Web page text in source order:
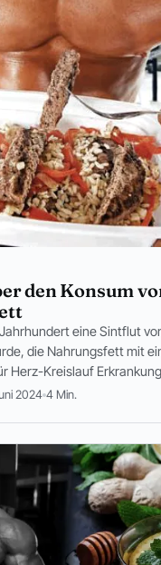
den Konsum
eine Sintflut
die Nahrungsfett mit
Herz-Kreislauf
2024 4 Min.